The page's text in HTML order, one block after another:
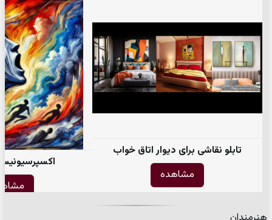
تابلو نقاشی برای دیوار اتاق خواب
مشاهده